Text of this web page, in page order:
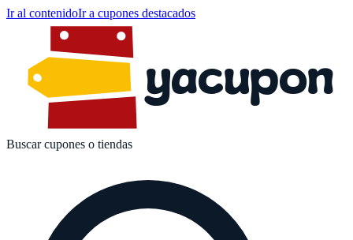
Ir al contenidoIr a cupones destacados
yacupon
Buscar cupones o tiendas